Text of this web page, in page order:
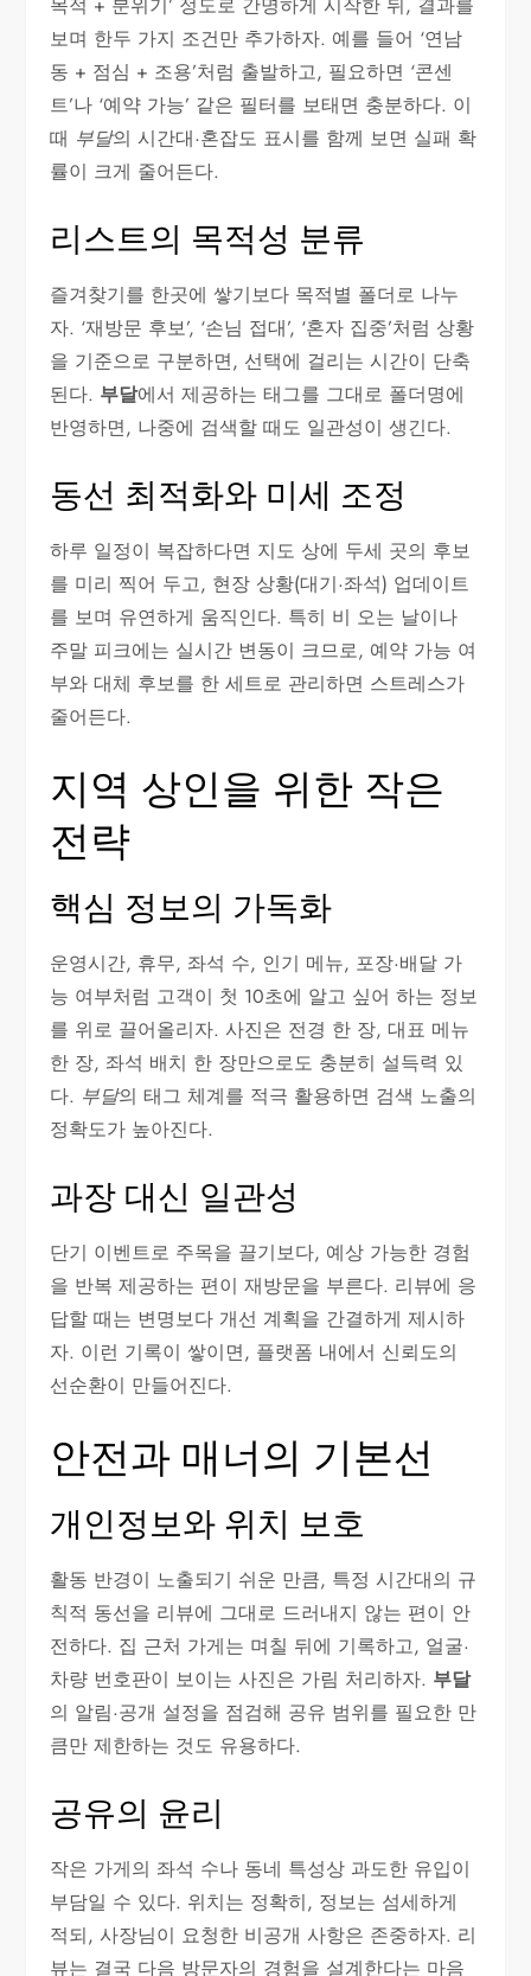
보며 한두 가지 조건만 추가하자. 예를 들어 ‘연남
동 + 점심 + 조용’처럼 출발하고, 필요하면 ‘콘센
트’나 ‘예약 가능’ 같은 필터를 보태면 충분하다. 이
때 부달의 시간대·혼잡도 표시를 함께 보면 실패 확
률이 크게 줄어든다.
리스트의 목적성 분류
즐겨찾기를 한곳에 쌓기보다 목적별 폴더로 나누
자. ‘재방문 후보’, ‘손님 접대’, ‘혼자 집중’처럼 상황
을 기준으로 구분하면, 선택에 걸리는 시간이 단축
된다. 부달에서 제공하는 태그를 그대로 폴더명에
반영하면, 나중에 검색할 때도 일관성이 생긴다.
동선 최적화와 미세 조정
하루 일정이 복잡하다면 지도 상에 두세 곳의 후보
를 미리 찍어 두고, 현장 상황(대기·좌석) 업데이트
를 보며 유연하게 움직인다. 특히 비 오는 날이나
주말 피크에는 실시간 변동이 크므로, 예약 가능 여
부와 대체 후보를 한 세트로 관리하면 스트레스가
줄어든다.
지역 상인을 위한 작은
전략
핵심 정보의 가독화
운영시간, 휴무, 좌석 수, 인기 메뉴, 포장·배달 가
능 여부처럼 고객이 첫 10초에 알고 싶어 하는 정보
를 위로 끌어올리자. 사진은 전경 한 장, 대표 메뉴
한 장, 좌석 배치 한 장만으로도 충분히 설득력 있
다. 부달의 태그 체계를 적극 활용하면 검색 노출의
정확도가 높아진다.
과장 대신 일관성
단기 이벤트로 주목을 끌기보다, 예상 가능한 경험
을 반복 제공하는 편이 재방문을 부른다. 리뷰에 응
답할 때는 변명보다 개선 계획을 간결하게 제시하
자. 이런 기록이 쌓이면, 플랫폼 내에서 신뢰도의
선순환이 만들어진다.
안전과 매너의 기본선
개인정보와 위치 보호
활동 반경이 노출되기 쉬운 만큼, 특정 시간대의 규
칙적 동선을 리뷰에 그대로 드러내지 않는 편이 안
전하다. 집 근처 가게는 며칠 뒤에 기록하고, 얼굴·
차량 번호판이 보이는 사진은 가림 처리하자. 부달
의 알림·공개 설정을 점검해 공유 범위를 필요한 만
큼만 제한하는 것도 유용하다.
공유의 윤리
작은 가게의 좌석 수나 동네 특성상 과도한 유입이
부담일 수 있다. 위치는 정확히, 정보는 섬세하게
적되, 사장님이 요청한 비공개 사항은 존중하자. 리
뷰는 결국 다음 방문자의 경험을 설계한다는 마음